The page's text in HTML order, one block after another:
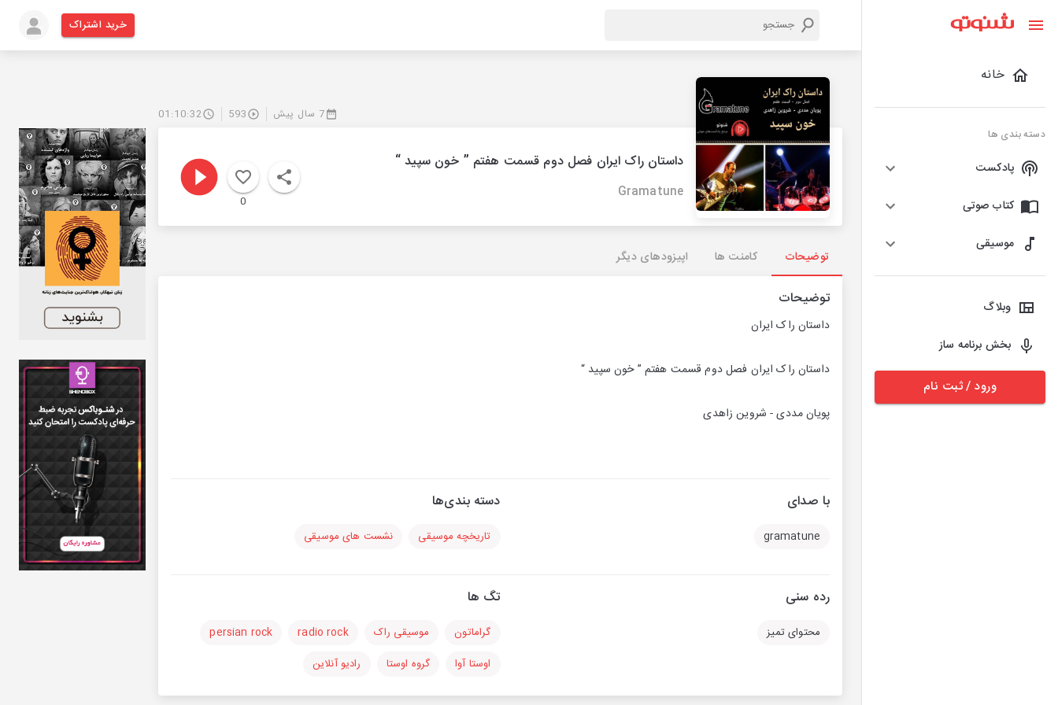
خانه
دسته بندی ها
پادکست
کتاب صوتی
موسیقی
وبلاگ
بخش برنامه ساز
ورود / ثبت نام
خرید اشتراک
7 سال پیش 593
01:10:32
داستان راک ایران فصل دوم قسمت هفتم ” خون سپید “
Gramatune
0
توضیحات کامنت ها اپیزودهای دیگر
توضیحات
داستان راک ایران
داستان راک ایران فصل دوم قسمت هفتم ” خون سپید “
پویان مددی - شروین زاهدی
با صدای
gramatune
دسته بندی‌ها
تاریخچه موسیقی نشست های موسیقی
رده سنی
محتوای تمیز
تگ ها
گراماتون موسیقی راک radio rock
persian rock
اوستا آوا
گروه اوستا رادیو آنلاین